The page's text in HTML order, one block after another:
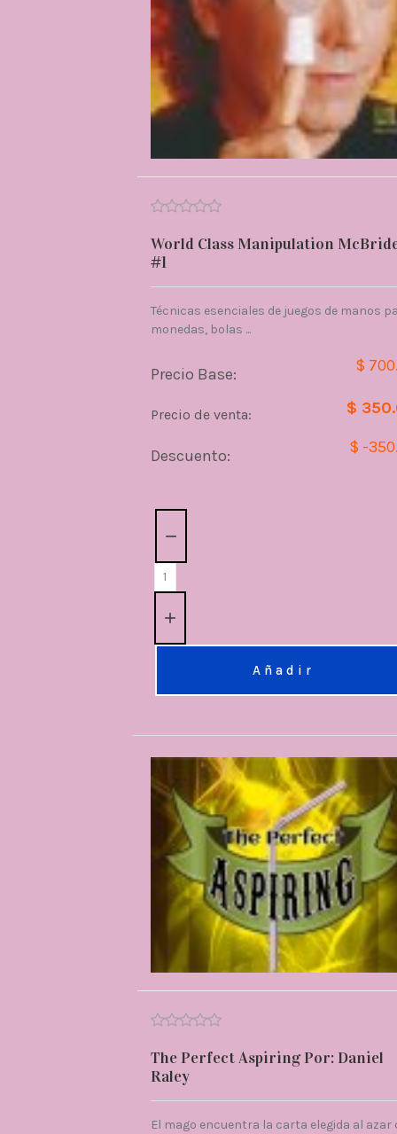
World Class Manipulation
#1
Técnicas esenciales de juegos de manos
monedas, bolas ...
Precio Base: $
Precio de venta: $
Descuento: $ -
Añadir
The Perfect Aspiring Por: Daniel
Raley
El mago encuentra la carta elegida al azar